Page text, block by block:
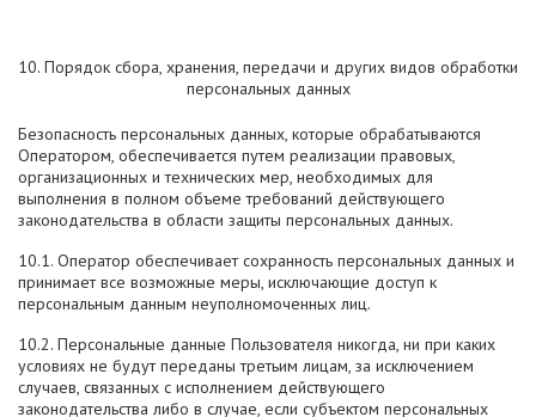
10. Порядок сбора, хранения, передачи и других видов обработки
персональных данных
Безопасность персональных данных, которые обрабатываются
Оператором, обеспечивается путем реализации правовых,
организационных и технических мер, необходимых для
выполнения в полном объеме требований действующего
законодательства в области защиты персональных данных.
10.1. Оператор обеспечивает сохранность персональных данных и
принимает все возможные меры, исключающие доступ к
персональным данным неуполномоченных лиц.
10.2. Персональные данные Пользователя никогда, ни при каких
условиях не будут переданы третьим лицам, за исключением
случаев, связанных с исполнением действующего
законодательства либо в случае, если субъектом персональных